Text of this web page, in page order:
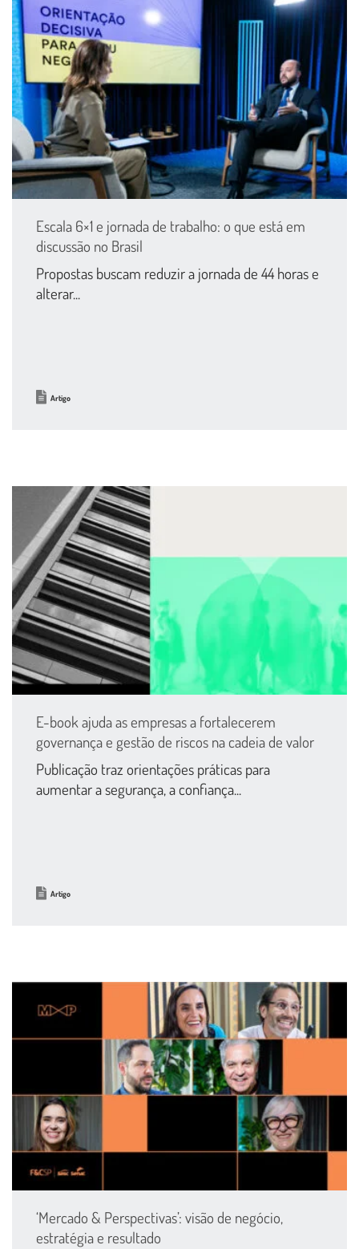
Escala 6×1 e jornada de trabalho: o que está em
discussão no Brasil
Propostas buscam reduzir a jornada de 44 horas e
alterar...
Artigo
E-book ajuda as empresas a fortalecerem
governança e gestão de riscos na cadeia de valor
Publicação traz orientações práticas para
aumentar a segurança, a confiança...
Artigo
‘Mercado & Perspectivas’: visão de negócio,
estratégia e resultado